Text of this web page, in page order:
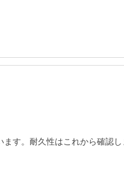
す。耐久性はこれから確認し